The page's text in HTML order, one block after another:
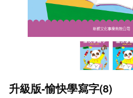
升級版-愉快學寫字(8)